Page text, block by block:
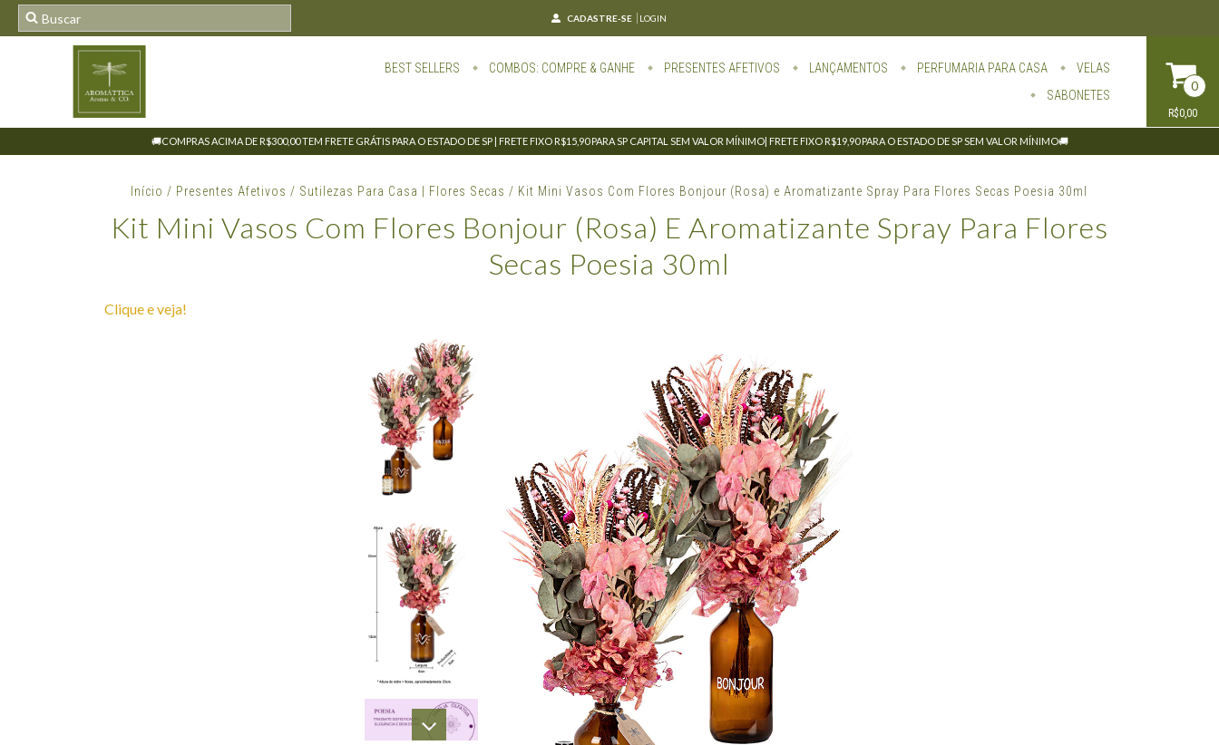
CADASTRE-SE LOGIN
BEST SELLERS COMBOS: COMPRE & GANHE PRESENTES AFETIVOS LANÇAMENTOS PERFUMARIA PARA CASA
VELAS
SABONETES
0
R$0,00
🚚COMPRAS ACIMA DE R$300,00 TEM FRETE GRÁTIS PARA O ESTADO DE SP | FRETE FIXO R$15,90 PARA SP CAPITAL SEM VALOR MÍNIMO| FRETE FIXO R$19,90 PARA O ESTADO DE SP SEM VALOR MÍNIMO🚚
Início / Presentes Afetivos / Sutilezas Para Casa | Flores Secas / Kit Mini Vasos Com Flores Bonjour (Rosa) e Aromatizante Spray Para Flores Secas Poesia 30ml
Kit Mini Vasos Com Flores Bonjour (Rosa) E Aromatizante Spray Para Flores
Secas Poesia 30ml
Clique e veja!